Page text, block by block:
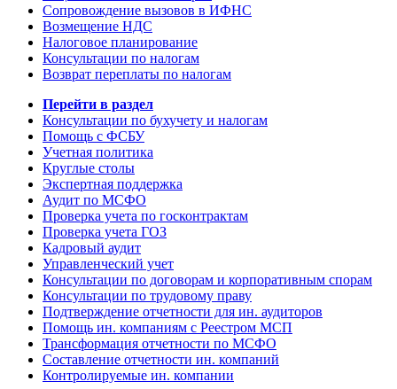
Сопровождение вызовов в ИФНС
Возмещение НДС
Налоговое планирование
Консультации по налогам
Возврат переплаты по налогам
Перейти в раздел
Консультации по бухучету и налогам
Помощь с ФСБУ
Учетная политика
Круглые столы
Экспертная поддержка
Аудит по МСФО
Проверка учета по госконтрактам
Проверка учета ГОЗ
Кадровый аудит
Управленческий учет
Консультации по договорам и корпоративным спорам
Консультации по трудовому праву
Подтверждение отчетности для ин. аудиторов
Помощь ин. компаниям с Реестром МСП
Трансформация отчетности по МСФО
Составление отчетности ин. компаний
Контролируемые ин. компании